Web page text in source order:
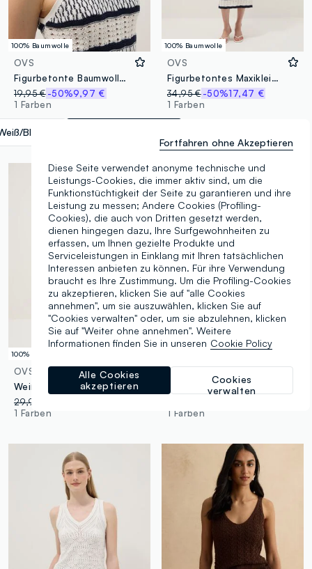
100% Baumwolle
OVS
Figurbetonte Baumwollweste mit multicolor Streifen und Netztextur
19,95 €-50%9,97 €
1 Farben
Blau
100% Baumwolle
OVS
Figurbetontes Maxikleid aus reiner Baumwolle mit Ajourmuster und mehrfarbigen Streifen
34,95 € -50%17,47 €
1 Farben
100% Baumwolle
OVS
Weißes Slim-Fit-Kleid aus reiner Baumwolle mit Lochmuster und tiefem V-Ausschnitt
29,95 €
1 Farben
OVS
1 Farben
Diese Seite verwendet anonyme technische und
Leistungs-Cookies, die immer aktiv sind, um die
Funktionstüchtigkeit der Seite zu garantieren und ihre
Leistung zu messen; Andere Cookies (Profiling-
Cookies), die auch von Dritten gesetzt werden,
dienen hingegen dazu, Ihre Surfgewohnheiten zu
erfassen, um Ihnen gezielte Produkte und
Serviceleistungen in Einklang mit Ihren tatsächlichen
Interessen anbieten zu können. Für ihre Verwendung
braucht es Ihre Zustimmung. Um die Profiling-Cookies
zu akzeptieren, klicken Sie auf "alle Cookies
annehmen", um sie auszuwählen, klicken Sie auf
"Cookies verwalten" oder, um sie abzulehnen, klicken
Sie auf "Weiter ohne annehmen". Weitere
Informationen finden Sie in unseren Cookie Policy
Cookies
verwalten
Alle Cookies
akzeptieren
Fortfahren ohne Akzeptieren